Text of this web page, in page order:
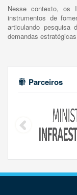
Nesse contexto, os
instrumentos de
articulando pesquisa
demandas
Parceiros